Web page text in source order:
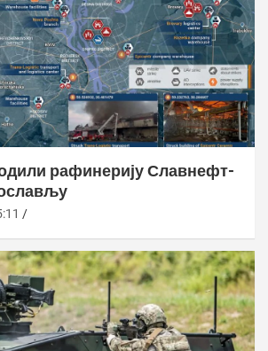
рафинерију Славнефт-